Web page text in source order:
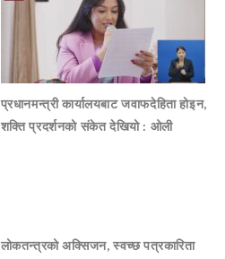
प्रधानमन्त्री कार्यालयबाट जवाफदेहिता होइन,
शक्ति प्रदर्शनको संकेत देखियो : ओली
लोकतन्त्रको अक्सिजन, स्वच्छ पत्रकारिता